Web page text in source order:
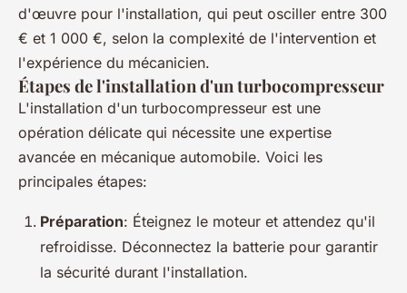
d'œuvre pour l'installation, qui peut osciller entre 300
€ et 1 000 €, selon la complexité de l'intervention et
l'expérience du mécanicien.
Étapes de l'installation d'un turbocompresseur
L'installation d'un turbocompresseur est une
opération délicate qui nécessite une expertise
avancée en mécanique automobile. Voici les
principales étapes:
Préparation: Éteignez le moteur et attendez qu'il
refroidisse. Déconnectez la batterie pour garantir
la sécurité durant l'installation.